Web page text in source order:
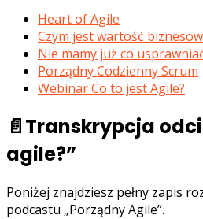
Heart of Agile
Czym jest wartość
Nie mamy już co
Porządny Codzienny Scrum
Webinar Co to jest Agile?
📄Transkrypcja
agile?”
Poniżej znajdziesz pełny zapis
podcastu „Porządny Agile”.